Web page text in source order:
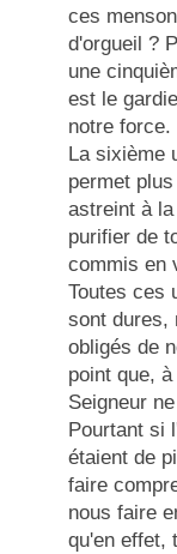
ces
d'orgueil ?
une
est le
notre force.
La sixième
permet
astreint à
purifier de
commis en
Toutes ces
sont dures,
obligés de
point que,
Seigneur
Pourtant si
étaient de
faire
nous faire
qu'en effet,